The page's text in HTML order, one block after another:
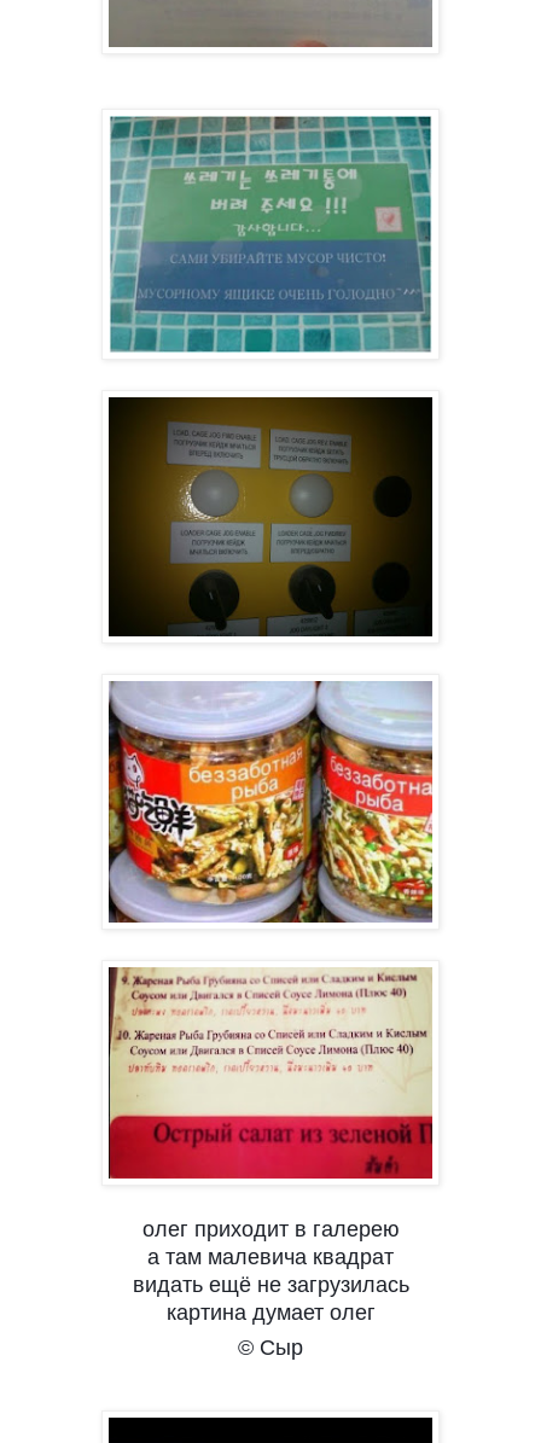
олег приходит в галерею
а там малевича квадрат
видать ещё не загрузилась
картина думает олег
© Сыр